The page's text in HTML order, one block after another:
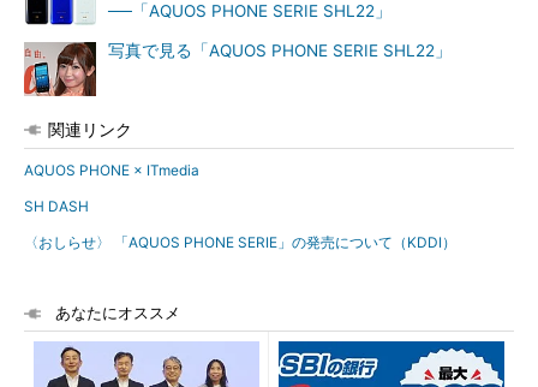
──「AQUOS PHONE SERIE SHL22」
写真で見る「AQUOS PHONE SERIE SHL22」
関連リンク
AQUOS PHONE × ITmedia
SH DASH
〈おしらせ〉 「AQUOS PHONE SERIE」の発売について（KDDI）
あなたにオススメ